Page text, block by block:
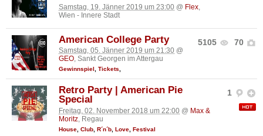
Samstag, 19. Jänner 2019 um 23:00 @ Flex,
Wien - Innere Stadt
5105 70
American College Party
Samstag, 05. Jänner 2019 um 21:30 @
GEO, Sankt Georgen im Attergau
Gewinnspiel, Tickets,
1
Retro Party | American Pie
Special
Freitag, 02. November 2018 um 22:00 @ Max &
Moritz , Regau
House Club R´n´b Love Festival